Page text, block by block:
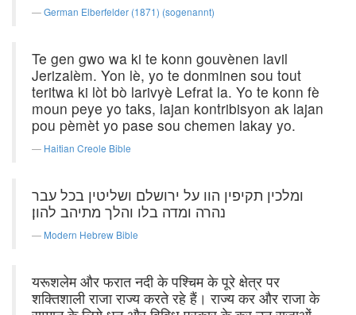
German Elberfelder (1871) (sogenannt)
Te gen gwo wa ki te konn gouvènen lavil
Jerizalèm. Yon lè, yo te donminen sou tout
teritwa ki lòt bò larivyè Lefrat la. Yo te konn fè
moun peye yo taks, lajan kontribisyon ak lajan
pou pèmèt yo pase sou chemen lakay yo.
Haitian Creole Bible
ומלכין תקיפין הוו על ירושלם ושליטין בכל עבר
נהרה ומדה בלו והלך מתיהב להון׃
Modern Hebrew Bible
यरूशलेम और फरात नदी के पश्चिम के पूरे क्षेत्र पर
शक्तिशाली राजा राज्य करते रहे हैं। राज्य कर और राजा के